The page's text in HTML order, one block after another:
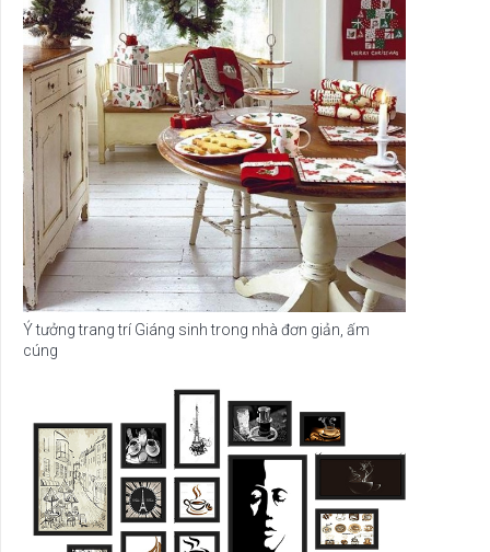
Ý tưởng trang trí Giáng sinh trong nhà đơn giản, ấm
cúng